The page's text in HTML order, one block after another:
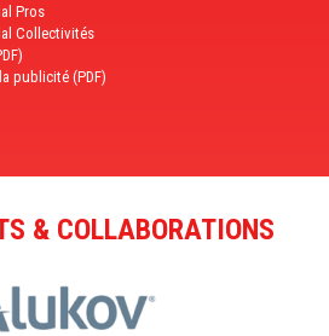
Pros
Collectivités
publicité (PDF)
& COLLABORATIONS